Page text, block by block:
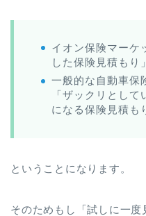
イオン保険マーケ
した保険見積もり
一般的な自動車保
「ザックリとし
になる保険見積も
ということになります。
そのためもし「試しに一